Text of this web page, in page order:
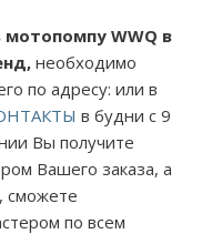
WWQ в
необходимо
по адресу: или в
в будни с 9
Вы получите
Вашего заказа, а
сможете
по всем